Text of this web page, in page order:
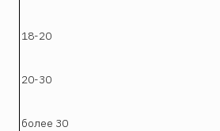
18-20
20-30
более 30